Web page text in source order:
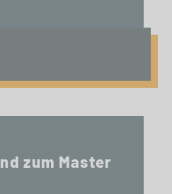
zum Master